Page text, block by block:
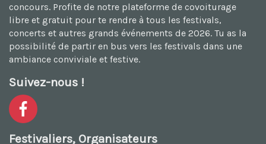
concours. Profite de notre plateforme de covoiturage
libre et gratuit pour te rendre à tous les festivals,
concerts et autres grands événements de 2026. Tu as la
possibilité de partir en bus vers les festivals dans une
ambiance conviviale et festive.
Suivez-nous !
Festivaliers, Organisateurs